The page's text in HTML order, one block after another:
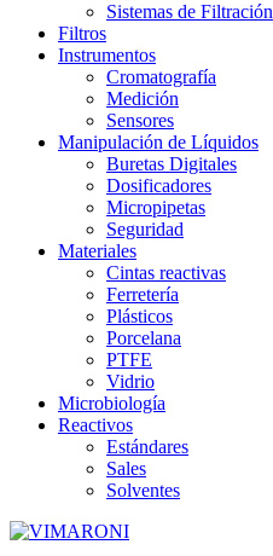
Sistemas de Filtración
Filtros
Instrumentos
Cromatografía
Medición
Sensores
Manipulación de Líquidos
Buretas Digitales
Dosificadores
Micropipetas
Seguridad
Materiales
Cintas reactivas
Ferretería
Plásticos
Porcelana
PTFE
Vidrio
Microbiología
Reactivos
Estándares
Sales
Solventes